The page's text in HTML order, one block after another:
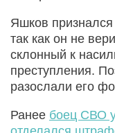
Яшков
так как он не
склонный к
преступления.
разослали его
Ранее боец СВО